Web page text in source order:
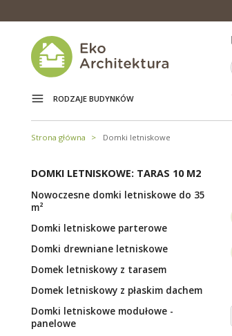
RODZAJE BUDYNKÓW
Strona główna Domki letniskowe
DOMKI LETNISKOWE: TARAS 10 M2
Nowoczesne domki letniskowe do 35
m²
Domki letniskowe parterowe
Domki drewniane letniskowe
Domek letniskowy z tarasem
Domek letniskowy z płaskim dachem
Domki letniskowe modułowe -
panelowe